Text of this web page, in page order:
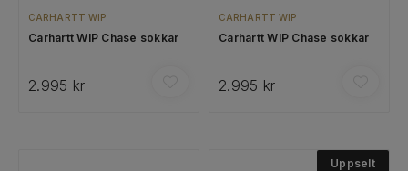
CARHARTT WIP
Carhartt WIP Chase sokkar
2.995 kr
CARHARTT WIP
Carhartt WIP Chase sokkar
2.995 kr
Uppselt